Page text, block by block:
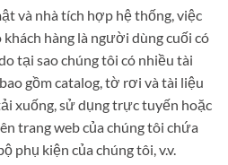
và nhà tích hợp hệ thống, việc
hàng là người dùng cuối có
tại sao chúng tôi có nhiều tài
gồm catalog, tờ rơi và tài liệu
xuống, sử dụng trực tuyến hoặc
trang web của chúng tôi chứa
phụ kiện của chúng tôi, v.v.